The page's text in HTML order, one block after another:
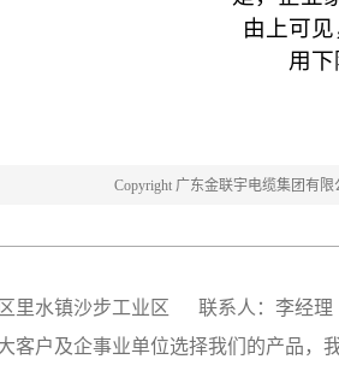
由上可见，
用
Copyright 广东金联宇电缆集团有限
区里水镇沙步工业区 联系人：李经
客户及企事业单位选择我们的产品，